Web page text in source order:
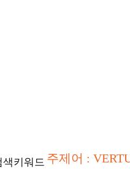
색키워드 주제어 :